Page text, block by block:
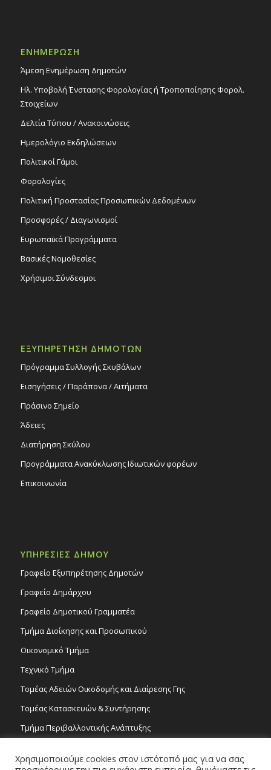
ΕΝΗΜΕΡΩΣΗ
Άμεση Ενημέρωση Δημοτών
Ηλ. Υποβολή Ένστασης Φορολογίας ή Τροποποίησης Φορολ.
Στοιχείων
Δελτία Τύπου / Ανακοινώσεις
Ημερολόγιο Εκδηλώσεων
Πολιτικοί Γάμοι
Φορολογίες
Πολιτική Προστασίας Προσωπικών Δεδομένων
Προσφορές / Διαγωνισμοί
Ευρωπαϊκά Προγράμματα
Βασικές Νομοθεσίες
Χρήσιμοι Σύνδεσμοι
ΕΞΥΠΗΡΕΤΗΣΗ ΔΗΜΟΤΩΝ
Πρόγραμμα Συλλογής Σκυβάλων
Εισηγήσεις / Παράπονα / Αιτήματα
Πράσινο Σημείο
Άδειες
Διατήρηση Σκύλου
Προγράμματα Ανακύκλωσης Ιδιωτικών φορέων
Επικοινωνία
ΥΠΗΡΕΣΙΕΣ ΔΗΜΟΥ
Γραφείο Εξυπηρέτησης Δημοτών
Γραφείο Δημάρχου
Γραφείο Δημοτικού Γραμματέα
Τμήμα Διοίκησης και Προσωπικού
Οικονομικό Τμήμα
Τεχνικό Τμήμα
Τομέας Αδειών Οικοδομής και Διαίρεσης Γης
Τομέας Κατασκευών & Συντήρησης
Τμήμα Περιβαλλοντικής Ανάπτυξης
Τομέας Γραμμάτων και Τεχνών
Χρησιμοποιούμε cookies στον ιστότοπό μας για να σας